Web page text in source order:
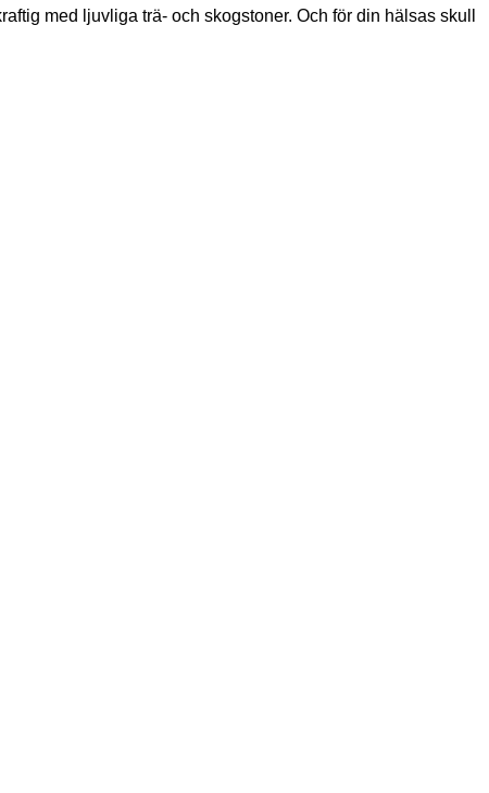
med ljuvliga trä- och skogstoner. Och för din hälsas skull